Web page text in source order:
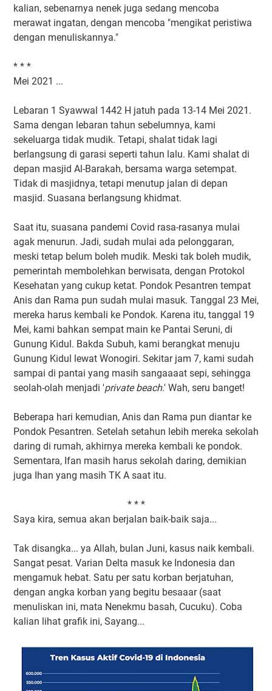
kalian, sebenarnya nenek juga sedang mencoba
merawat ingatan, dengan mencoba "mengikat peristiwa
dengan menuliskannya."
* * *
Mei 2021 ...
Lebaran 1 Syawwal 1442 H jatuh pada 13-14 Mei 2021.
Sama dengan lebaran tahun sebelumnya, kami
sekeluarga tidak mudik. Tetapi, shalat tidak lagi
berlangsung di garasi seperti tahun lalu. Kami shalat di
depan masjid Al-Barakah, bersama warga setempat.
Tidak di masjidnya, tetapi menutup jalan di depan
masjid. Suasana berlangsung khidmat.
Saat itu, suasana pandemi Covid rasa-rasanya mulai
agak menurun. Jadi, sudah mulai ada pelonggaran,
meski tetap belum boleh mudik. Meski tak boleh mudik,
pemerintah membolehkan berwisata, dengan Protokol
Kesehatan yang cukup ketat. Pondok Pesantren tempat
Anis dan Rama pun sudah mulai masuk. Tanggal 23 Mei,
mereka harus kembali ke Pondok. Karena itu, tanggal 19
Mei, kami bahkan sempat main ke Pantai Seruni, di
Gunung Kidul. Bakda Subuh, kami berangkat menuju
Gunung Kidul lewat Wonogiri. Sekitar jam 7, kami sudah
sampai di pantai yang masih sangaaaat sepi, sehingga
seolah-olah menjadi 'private beach.' Wah, seru banget!
Beberapa hari kemudian, Anis dan Rama pun diantar ke
Pondok Pesantren. Setelah setahun lebih mereka sekolah
daring di rumah, akhirnya mereka kembali ke pondok.
Sementara, Ifan masih harus sekolah daring, demikian
juga Ihan yang masih TK A saat itu.
* * *
Saya kira, semua akan berjalan baik-baik saja...
Tak disangka... ya Allah, bulan Juni, kasus naik kembali.
Sangat pesat. Varian Delta masuk ke Indonesia dan
mengamuk hebat. Satu per satu korban berjatuhan,
dengan angka korban yang begitu besaaar (saat
menuliskan ini, mata Nenekmu basah, Cucuku). Coba
kalian lihat grafik ini, Sayang...